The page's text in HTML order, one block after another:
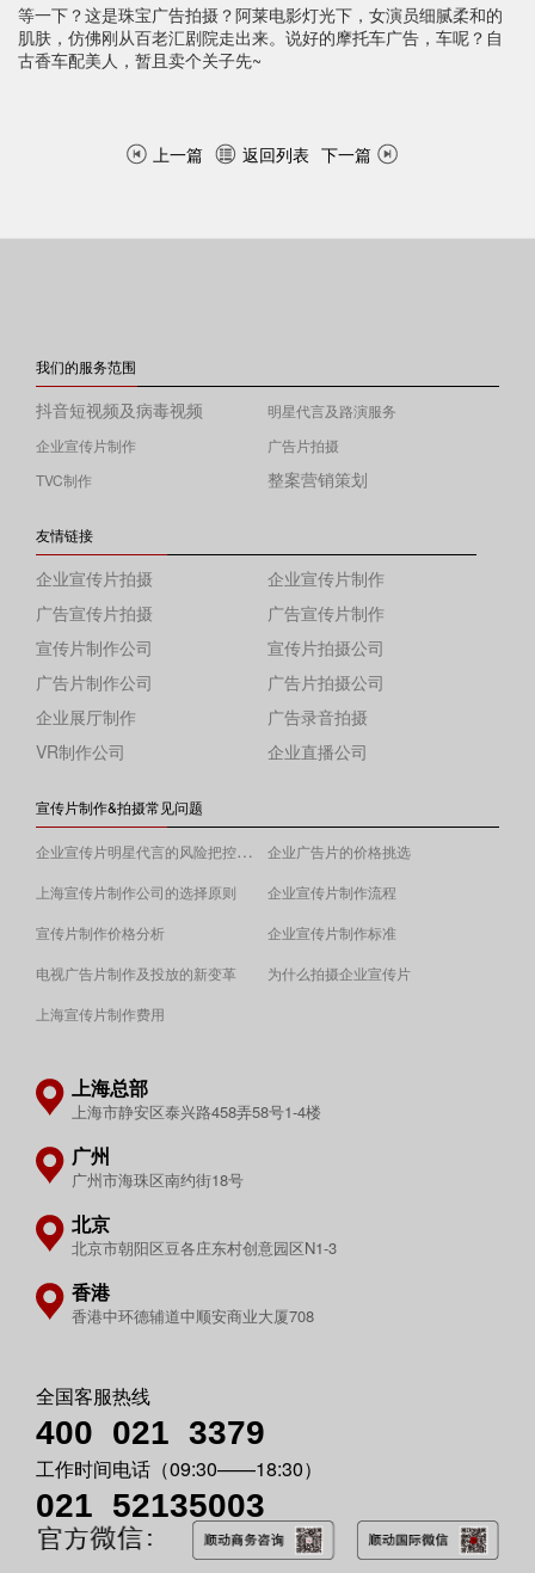
等一下？这是珠宝广告拍摄？阿莱电影灯光下，女演员细腻柔和的
肌肤，仿佛刚从百老汇剧院走出来。说好的摩托车广告，车呢？自
古香车配美人，暂且卖个关子先~
上一篇 返回列表 下一篇
我们的服务范围
抖音短视频及病毒视频
明星代言及路演服务
企业宣传片制作
广告片拍摄
TVC制作
整案营销策划
友情链接
企业宣传片拍摄
企业宣传片制作
广告宣传片拍摄
广告宣传片制作
宣传片制作公司
宣传片拍摄公司
广告片制作公司
广告片拍摄公司
企业展厅制作
广告录音拍摄
VR制作公司
企业直播公司
宣传片制作&拍摄常见问题
企业宣传片明星代言的风险把控须知
企业广告片的价格挑选
上海宣传片制作公司的选择原则
企业宣传片制作流程
宣传片制作价格分析
企业宣传片制作标准
电视广告片制作及投放的新变革
为什么拍摄企业宣传片
上海宣传片制作费用
上海总部
上海市静安区泰兴路458弄58号1-4楼
广州
广州市海珠区南约街18号
北京
北京市朝阳区豆各庄东村创意园区N1-3
香港
香港中环德辅道中顺安商业大厦708
全国客服热线
400 021 3379
工作时间电话（09:30——18:30）
021 52135003